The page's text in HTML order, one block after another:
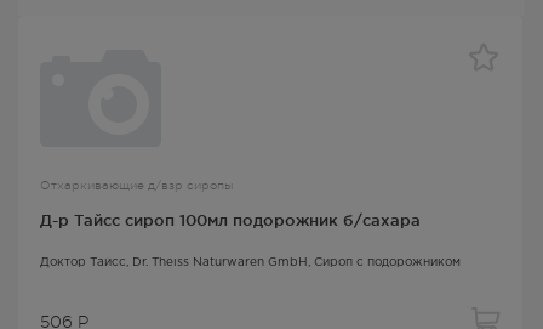
Отхаркивающие д/взр сиропы
Д-р Тайсс сироп 100мл подорожник б/сахара
Доктор Тайсс , Dr. Theiss Naturwaren GmbH, Сироп с подорожником
506 Р